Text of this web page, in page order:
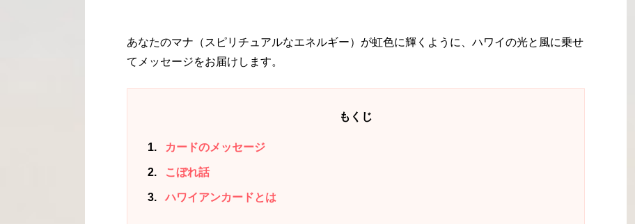
あなたのマナ（スピリチュアルなエネルギー）が虹色に輝くように、ハワイの光と風に乗せ
てメッセージをお届けします。
もくじ
1 カードのメッセージ
2 こぼれ話
3 ハワイアンカードとは